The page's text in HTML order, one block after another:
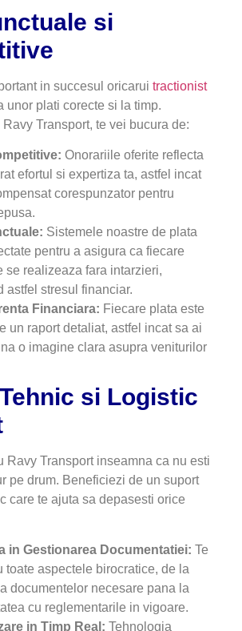
si
in succesul oricarui tractionist
unor plati corecte si la timp.
Transport, te vei bucura de:
Onorariile oferite reflecta
efortul si expertiza ta, astfel incat
corespunzator pentru
Sistemele noastre de plata
pentru a asigura ca fiecare
se realizeaza fara intarzieri,
astfel stresul financiar.
Financiara: Fiecare plata este
un raport detaliat, astfel incat sa ai
o imagine clara asupra veniturilor
si Logistic
Ravy Transport inseamna ca nu esti
pe drum. Beneficiezi de un suport
care te ajuta sa depasesti orice
in Gestionarea Documentatiei: Te
toate aspectele birocratice, de la
documentelor necesare pana la
cu reglementarile in vigoare.
in Timp Real: Tehnologia